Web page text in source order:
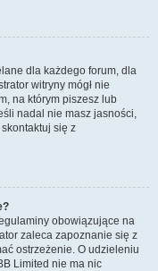
dla każdego forum, dla
witryny mógł nie
na którym piszesz lub
nadal nie masz jasności,
się z
obowiązujące na
zaleca zapoznanie się z
ostrzeżenie. O udzieleniu
Limited nie ma nic